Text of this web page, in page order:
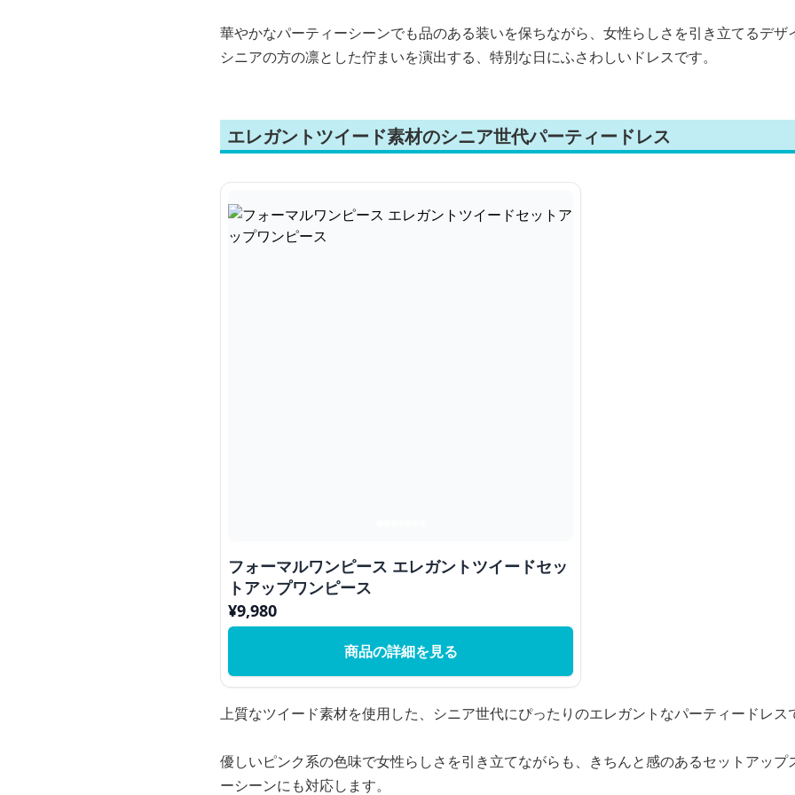
華やかなパーティーシーンでも品のある装いを保ちながら、女性らしさを引き立てるデザ
シニアの方の凛とした佇まいを演出する、特別な日にふさわしいドレスです。
エレガントツイード素材のシニア世代パーティードレス
フォーマルワンピース エレガントツイードセッ
トアップワンピース
¥9,980
商品の詳細を見る
上質なツイード素材を使用した、シニア世代にぴったりのエレガントなパーティードレス
優しいピンク系の色味で女性らしさを引き立てながらも、きちんと感のあるセットアップ
ーシーンにも対応します。